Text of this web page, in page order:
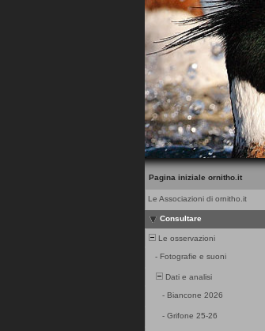
Pagina iniziale ornitho.it
Le Associazioni di ornitho.it
Consultare
Le osservazioni
- Fotografie e suoni
Dati e analisi
- Biancone 2026
- Grifone 25-26